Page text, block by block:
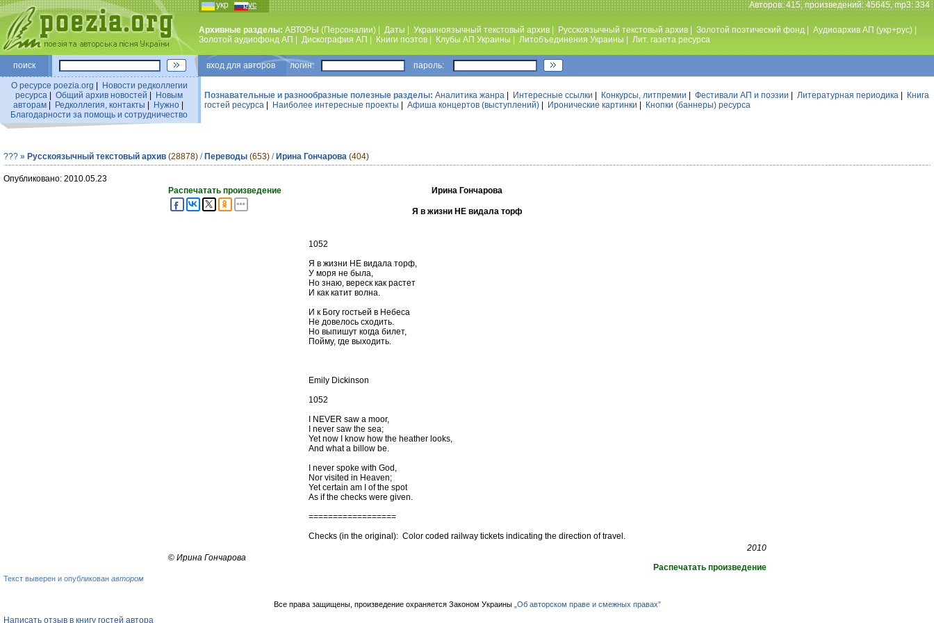
укр рус Авторов: 415, произведений: 45645, mp3: 334
Архивные разделы: АВТОРЫ (Персоналии) Даты Украиноязычный текстовый архив Русскоязычный текстовый архив Золотой поэтический фонд Аудиоархив АП (укр+рус)
Золотой аудиофонд АП
Дискография АП Книги поэтов Клубы АП Украины Литобъединения Украины Лит. газета ресурса
поиск вход для авторов логин: пароль:
О ресурсе poezia.org
Новости редколлегии
ресурса
Общий архив новостей
Новым
авторам| Редколлегия, контакты Нужно|
Благодарности за помощь и сотрудничество
Познавательные и разнообразные полезные разделы: Аналитика жанра Интересные ссылки Конкурсы, литпремии Фестивали АП и поэзии Литературная периодика
Книга
гостей ресурса
Наиболее интересные проекты Афиша концертов (выступлений) Иронические картинки Кнопки (баннеры) ресурса
??? » Русскоязычный текстовый архив (28878) / Переводы (653) / Ирина Гончарова (404)
Опубликовано: 2010.05.23
Распечатать произведение
Ирина Гончарова
Я в жизни НЕ видала торф
1052
Я в жизни НЕ видала торф,
У моря не была,
Но знаю, вереск как растет
И как катит волна.
И к Богу гостьей в Небеса
Не довелось сходить.
Но выпишут когда билет,
Пойму, где выходить.
Emily Dickinson
1052
I NEVER saw a moor,
I never saw the sea;
Yet now I know how the heather looks,
And what a billow be.
I never spoke with God,
Nor visited in Heaven;
Yet certain am I of the spot
As if the checks were given.
==================
Checks (in the original): Color coded railway tickets indicating the direction of travel.
2010
© Ирина Гончарова
Распечатать произведение
Текст выверен и опубликован автором
Все права защищены, произведение охраняется Законом Украины „Об авторском праве и смежных правах”
Написать отзыв в книгу гостей автора